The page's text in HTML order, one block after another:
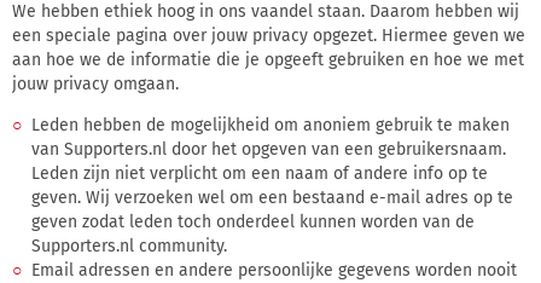
We hebben ethiek hoog in ons vaandel staan. Daarom hebben wij
een speciale pagina over jouw privacy opgezet. Hiermee geven we
aan hoe we de informatie die je opgeeft gebruiken en hoe we met
jouw privacy omgaan.
Leden hebben de mogelijkheid om anoniem gebruik te maken
van Supporters.nl door het opgeven van een gebruikersnaam.
Leden zijn niet verplicht om een naam of andere info op te
geven. Wij verzoeken wel om een bestaand e-mail adres op te
geven zodat leden toch onderdeel kunnen worden van de
Supporters.nl community.
Email adressen en andere persoonlijke gegevens worden nooit